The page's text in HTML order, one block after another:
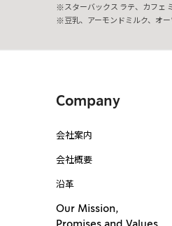
スターバックス ラテ、カフェ
豆乳、アーモンドミルク、オ
Company
会社案内
会社概要
沿革
Our Mission,